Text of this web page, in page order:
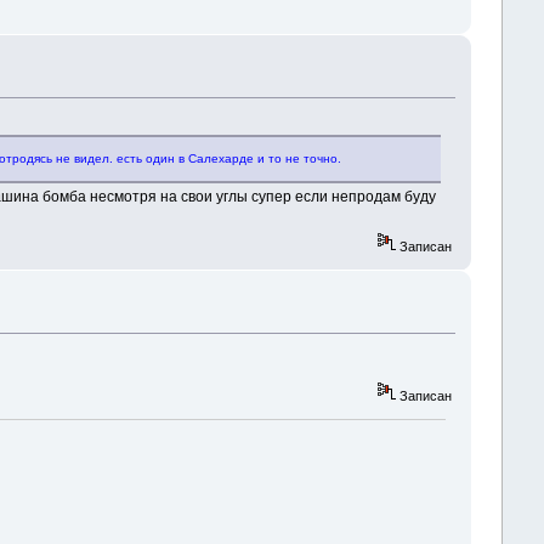
не видел. есть один в Салехарде и то не точно.
бомба несмотря на свои углы супер если непродам буду
Записан
Записан